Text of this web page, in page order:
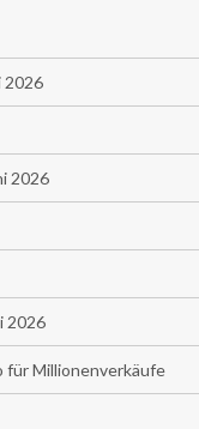
2026
2026
2026
für Millionenverkäufe